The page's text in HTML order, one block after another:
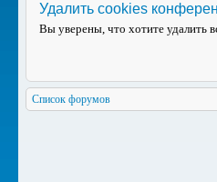
Удалить cookies
Вы уверены, что хотите удалить
Список форумов